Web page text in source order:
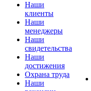
Наши
клиенты
Наши
менеджеры
Наши
свидетельства
Наши
достижения
Охрана труда
Наши